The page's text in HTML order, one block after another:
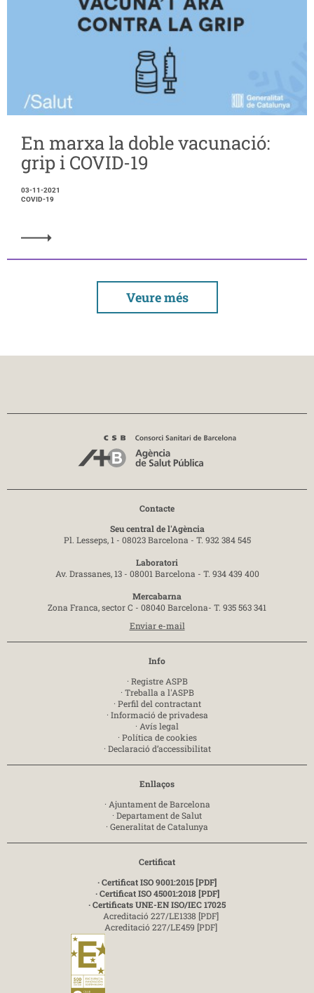
En marxa la doble vacunació:
grip i COVID-19
03-11-2021
COVID-19
Veure més
Contacte
Seu central de l'Agència
Pl. Lesseps, 1 - 08023 Barcelona - T. 932 384 545
Laboratori
Av. Drassanes, 13 - 08001 Barcelona - T. 934 439 400
Mercabarna
Zona Franca, sector C - 08040 Barcelona- T. 935 563 341
Enviar e-mail
Info
· Registre ASPB
· Treballa a l'ASPB
· Perfil del contractant
· Informació de privadesa
· Avís legal
· Política de cookies
· Declaració d’accessibilitat
Enllaços
· Ajuntament de Barcelona
· Departament de Salut
· Generalitat de Catalunya
Certificat
· Certificat ISO 9001:2015 [PDF]
· Certificat ISO 45001:2018 [PDF]
· Certificats UNE-EN ISO/IEC 17025
Acreditació 227/LE1338 [PDF]
Acreditació 227/LE459 [PDF]